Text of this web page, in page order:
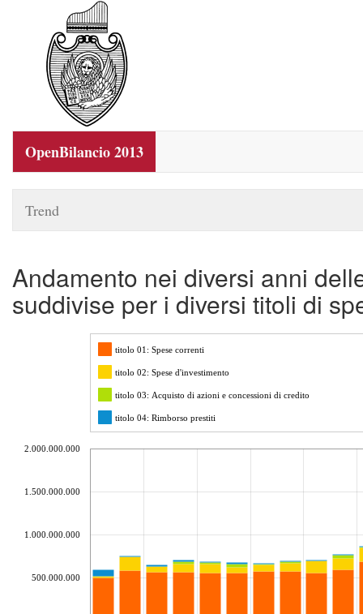
OpenBilancio 2013
Trend
Andamento nei diversi anni
suddivise per i diversi titoli di
titolo 01: Spese correnti
titolo 02: Spese d'investimento
titolo 03: Acquisto di azioni e concessioni di credito
titolo 04: Rimborso prestiti
500.000.000
1.000.000.000
1.500.000.000
2.000.000.000